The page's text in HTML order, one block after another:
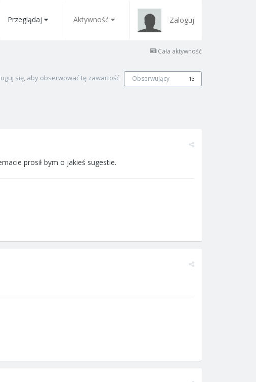
Przeglądaj Aktywność Zaloguj
Cała aktywność
się, aby obserwować tę zawartość Obserwujący 13
prosił bym o jakieś sugestie.